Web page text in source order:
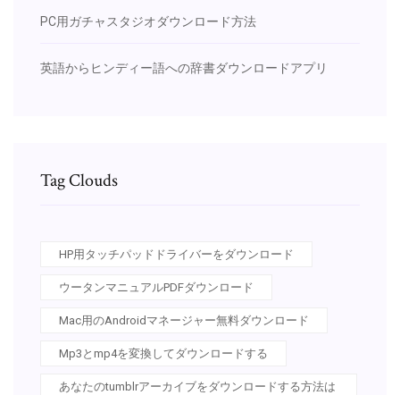
PC用ガチャスタジオダウンロード方法
英語からヒンディー語への辞書ダウンロードアプリ
Tag Clouds
HP用タッチパッドドライバーをダウンロード
ウータンマニュアルPDFダウンロード
Mac用のAndroidマネージャー無料ダウンロード
Mp3とmp4を変換してダウンロードする
あなたのtumblrアーカイブをダウンロードする方法は